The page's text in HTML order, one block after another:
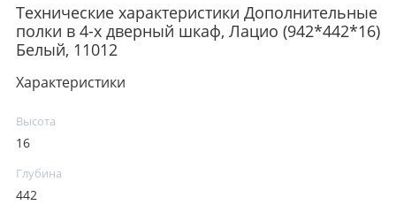
Технические характеристики Дополнительные
полки в 4-х дверный шкаф, Лацио (942*442*16)
Белый, 11012
Характеристики
Высота
16
Глубина
442